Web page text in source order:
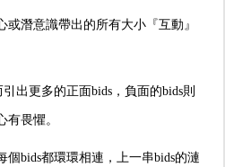
潛意識帶出的所有大小『互動』
出更多的正面bids，負面的bids則
有畏懼。
個bids都環環相連，上一串bids的漣